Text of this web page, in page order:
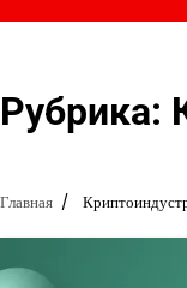
Рубрика:
Главная